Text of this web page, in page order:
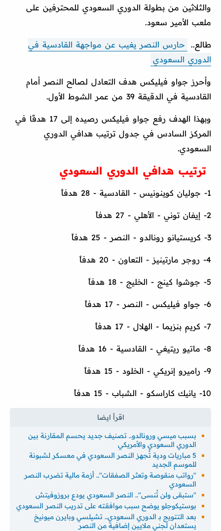
والثلاثين من بطولة الدوري السعودي للمحترفين على
ملعب الأمير سعود.
طالع..
حارس النصر يغيب عن مواجهة القادسية في
الدوري السعودي
وأحرز جواو فيليكس هدف التعادل لصالح النصر أمام
القادسية في الدقيقة 39 من عمر الشوط الأول.
وبهذا الهدف رفع جواو فيليكس رصيده إلى 17 هدفًا في
المركز السادس في جدول ترتيب هدافي الدوري
السعودي.
ترتيب هدافي الدوري السعودي
1- جوليان كوينونيس - القادسية - 28 هدفاً
2- إيفان توني - الأهلي - 27 هدفاً
3- كريستيانو رونالدو - النصر - 25 هدفاً
4- روجر مارتينيز - التعاون - 20 هدفاً
5- جوشوا كينج - الخليج - 18 هدفاً
6- جواو فيليكس - النصر - 17 هدفاً
7- كريم بنزيما - الهلال - 17 هدفاً
8- ماتيو ريتيغي - القادسية - 16 هدفاً
9- راميرو إنريكي - الخلود - 15 هدفاً
10- يانيك كاراسكو - الشباب - 15 هدفاً
بسبب ميسي ورونالدو.. تصنيف جديد يحسم المقارنة بين
الدوري السعودي والأمريكي
5 مباريات ودية تُجهز النصر السعودي في معسكر لشبونة
للموسم الجديد
"رواتب منقوصة وتعثر الصفقات".. أزمة مالية تضرب النصر
السعودي
"ستبقى ولن تُنسى".. النصر السعودي يودع بروزوفيتش
بوستيكوجلو يوضح سبب موافقته على تدريب النصر السعودي
بعد التتويج بـ الدوري السعودي.. تشيلسي وبايرن ميونيخ
يستعدان لجني ملايين إضافية من النصر